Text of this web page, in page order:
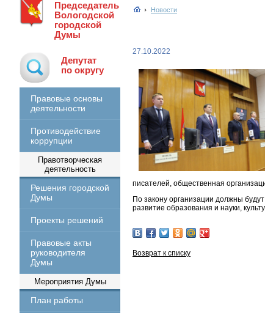
Председатель
Вологодской
городской
Думы
Депутат
по округу
Правовые основы
деятельности
Противодействие
коррупции
Правотворческая
деятельность
Решения городской
Думы
Проекты решений
Правовые акты
руководителя
Думы
Мероприятия Думы
План работы
Новости
27.10.2022
писателей, общественная
По закону организации должны
развитие образования и науки,
Возврат к списку